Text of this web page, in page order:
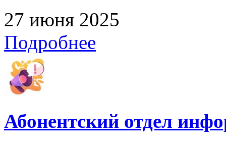
27 июня 2025
Подробнее
Абонентский отдел